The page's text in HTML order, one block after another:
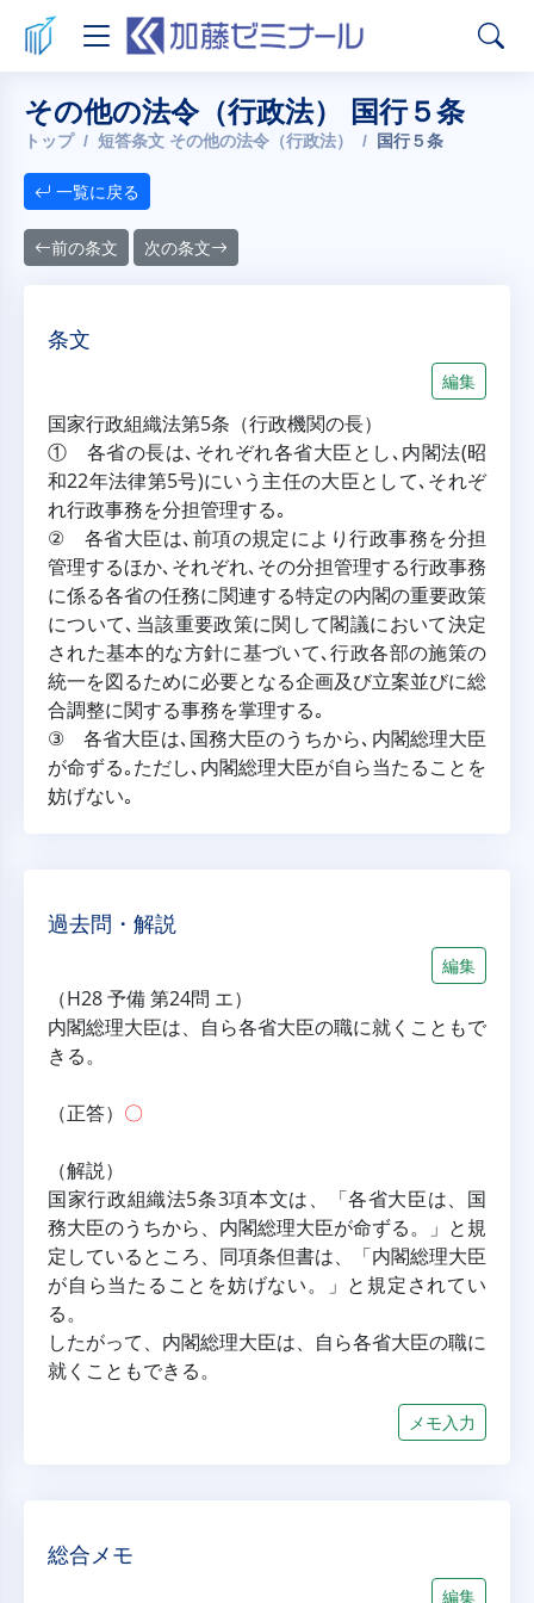
その他の法令（行政法） 国行５条
トップ 短答条文 その他の法令（行政法） 国行５条
一覧に戻る
前の条文 次の条文
条文
編集
国家行政組織法第5条（行政機関の長）
① 各省の長は､それぞれ各省大臣とし､内閣法(昭
和22年法律第5号)にいう主任の大臣として､それぞ
れ行政事務を分担管理する｡
② 各省大臣は､前項の規定により行政事務を分担
管理するほか､それぞれ､その分担管理する行政事務
に係る各省の任務に関連する特定の内閣の重要政策
について､当該重要政策に関して閣議において決定
された基本的な方針に基づいて､行政各部の施策の
統一を図るために必要となる企画及び立案並びに総
合調整に関する事務を掌理する｡
③ 各省大臣は､国務大臣のうちから､内閣総理大臣
が命ずる｡ただし､内閣総理大臣が自ら当たることを
妨げない｡
過去問・解説
編集
（H28 予備 第24問 エ）
内閣総理大臣は、自ら各省大臣の職に就くこともで
きる。
（正答） 〇
（解説）
国家行政組織法5条3項本文は、「各省大臣は、国
務大臣のうちから、内閣総理大臣が命ずる。」と規
定しているところ、同項条但書は、「内閣総理大臣
が自ら当たることを妨げない。」と規定されてい
る。
したがって、内閣総理大臣は、自ら各省大臣の職に
就くこともできる。
メモ入力
総合メモ
編集